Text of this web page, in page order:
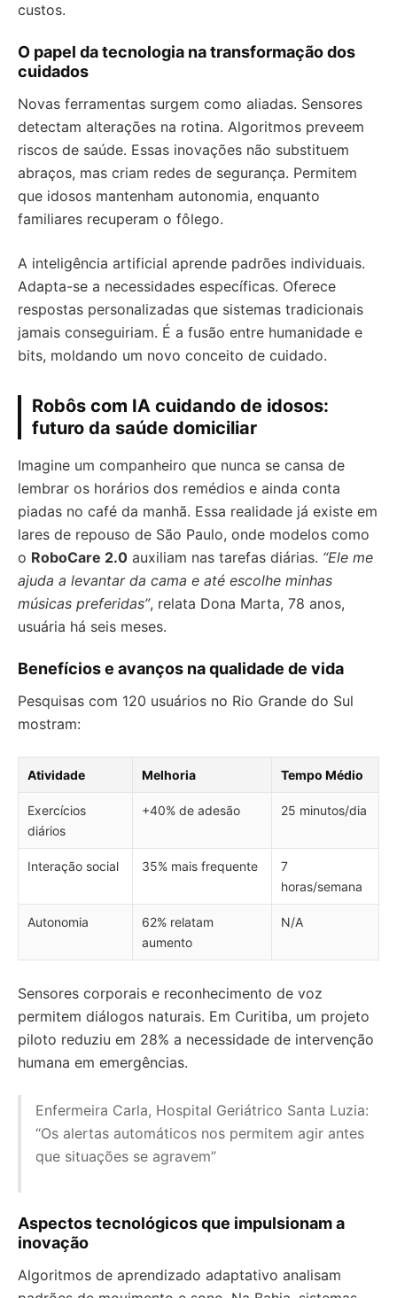
custos.
O papel da tecnologia na transformação dos
cuidados
Novas ferramentas surgem como aliadas. Sensores
detectam alterações na rotina. Algoritmos preveem
riscos de saúde. Essas inovações não substituem
abraços, mas criam redes de segurança. Permitem
que idosos mantenham autonomia, enquanto
familiares recuperam o fôlego.
A inteligência artificial aprende padrões individuais.
Adapta-se a necessidades específicas. Oferece
respostas personalizadas que sistemas tradicionais
jamais conseguiriam. É a fusão entre humanidade e
bits, moldando um novo conceito de cuidado.
Robôs com IA cuidando de idosos:
futuro da saúde domiciliar
Imagine um companheiro que nunca se cansa de
lembrar os horários dos remédios e ainda conta
piadas no café da manhã. Essa realidade já existe em
lares de repouso de São Paulo, onde modelos como
o RoboCare 2.0 auxiliam nas tarefas diárias. “Ele me
ajuda a levantar da cama e até escolhe minhas
músicas preferidas”, relata Dona Marta, 78 anos,
usuária há seis meses.
Benefícios e avanços na qualidade de vida
Pesquisas com 120 usuários no Rio Grande do Sul
mostram:
Atividade Melhoria Tempo Médio
Exercícios
diários
+40% de adesão 25 minutos/dia
Interação social 35% mais frequente
7
horas/semana
Autonomia
62% relatam
aumento
N/A
Sensores corporais e reconhecimento de voz
permitem diálogos naturais. Em Curitiba, um projeto
piloto reduziu em 28% a necessidade de intervenção
humana em emergências.
Enfermeira Carla, Hospital Geriátrico Santa Luzia:
“Os alertas automáticos nos permitem agir antes
que situações se agravem”
Aspectos tecnológicos que impulsionam a
inovação
Algoritmos de aprendizado adaptativo analisam